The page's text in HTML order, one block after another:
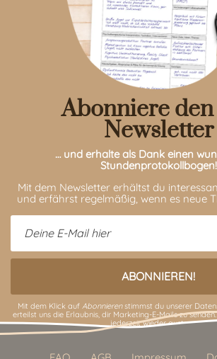
Abonniere
Newsletter
… und erhalte als Dank einen
Stundenprotokollbogen!
Mit dem Newsletter erhältst du
und erfährst regelmäßig, wenn es neue
Mit dem Klick auf Abonnierenstimmst du unserer
erteilst uns die Erlaubnis, dir Marketing-E-Mails zu
jederzeit wieder austragen.